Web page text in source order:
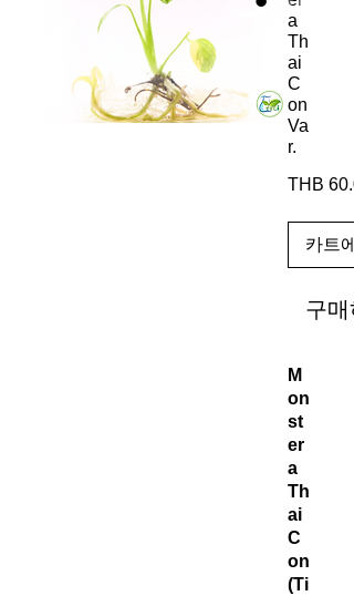
a
Th
ai
C
on
Va
r.
THB
카트
구매
M
on
st
er
a
Th
ai
C
on
(Ti